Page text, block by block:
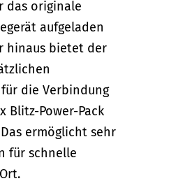
das originale
aufgeladen
hinaus bietet der
die Verbindung
Blitz-Power-Pack
ermöglicht sehr
für schnelle